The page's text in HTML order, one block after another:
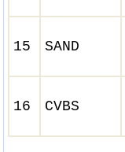
15 SAND
16 CVBS